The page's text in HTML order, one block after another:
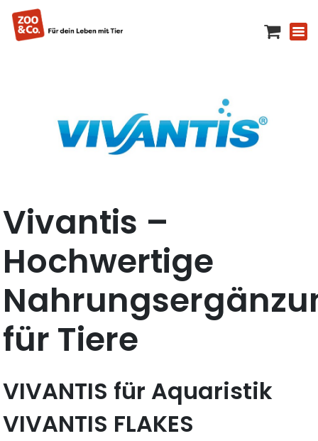
Vivantis –
Hochwertige
für Tiere
VIVANTIS für Aquaristik
VIVANTIS FLAKES